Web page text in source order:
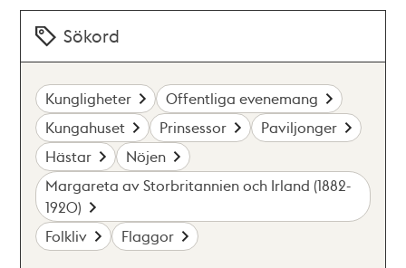
Sökord
Kungligheter
Offentliga evenemang
Kungahuset
Prinsessor
Paviljonger
Hästar
Nöjen
Margareta av Storbritannien och Irland (1882-
1920)
Folkliv
Flaggor